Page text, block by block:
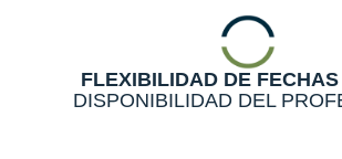
FLEXIBILIDAD DE FECHAS
DISPONIBILIDAD DEL